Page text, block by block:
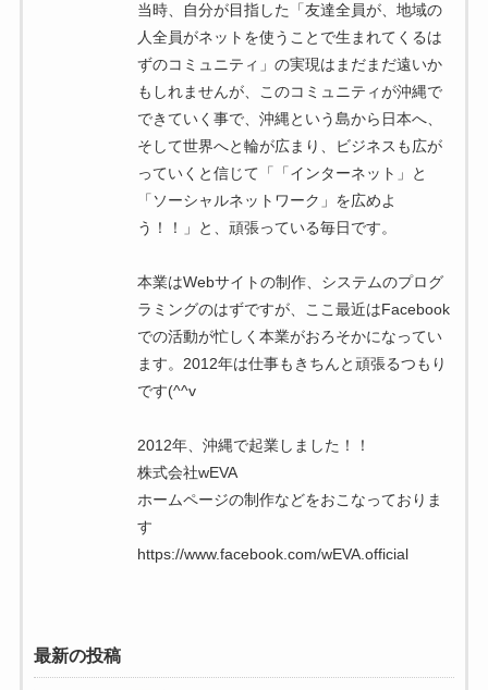
当時、自分が目指した「友達全員が、地域の
人全員がネットを使うことで生まれてくるは
ずのコミュニティ」の実現はまだまだ遠いか
もしれませんが、このコミュニティが沖縄で
できていく事で、沖縄という島から日本へ、
そして世界へと輪が広まり、ビジネスも広が
っていくと信じて「「インターネット」と
「ソーシャルネットワーク」を広めよ
う！！」と、頑張っている毎日です。
本業はWebサイトの制作、システムのプログ
ラミングのはずですが、ここ最近はFacebook
での活動が忙しく本業がおろそかになってい
ます。2012年は仕事もきちんと頑張るつもり
です(^^v
2012年、沖縄で起業しました！！
株式会社wEVA
ホームページの制作などをおこなっておりま
す
https://www.facebook.com/wEVA.official
最新の投稿